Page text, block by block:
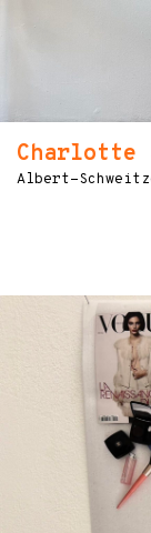
Charlotte
Albert-